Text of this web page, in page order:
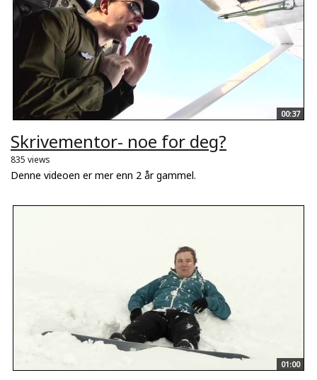
00:37
Skrivementor- noe for deg?
835 views
Denne videoen er mer enn 2 år gammel.
01:00